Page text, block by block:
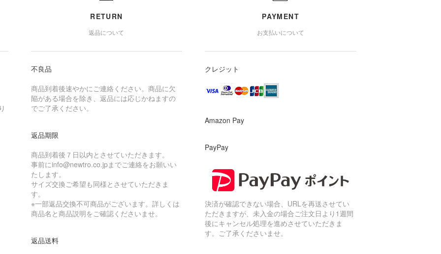
RETURN
返品について
不良品
商品到着後速やかにご連絡ください。商品に欠
陥がある場合を除き、返品には応じかねますの
でご了承ください。
返品期限
商品到着後７日以内とさせていただきます。
事前にinfo@newtro.co.jpまでご連絡をお願いい
たします。
サイズ交換ご希望も同様とさせていただきま
す。
※一部返品交換不可商品がございます。詳しくは
商品名と商品説明をご確認くださいませ。
返品送料
PAYMENT
お支払いについて
クレジット
Amazon Pay
PayPay
決済が確認できない場合、URLを再送させてい
ただきますが、未入金の場合ご注文日より1週間
後にキャンセル処理を進めさせていただきま
す。ご了承くださいませ。